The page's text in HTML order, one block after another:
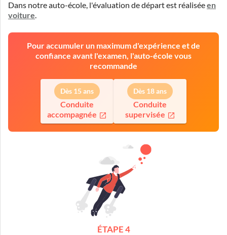
Dans notre auto-école, l'évaluation de départ est réaliséeen
voiture.
Pour accumuler un maximum d'expérience et de
confiance avant l'examen, l'auto-école vous
recommande
Dès 15 ans
Conduite
accompagnée
Dès 18 ans
Conduite
supervisée
ÉTAPE 4